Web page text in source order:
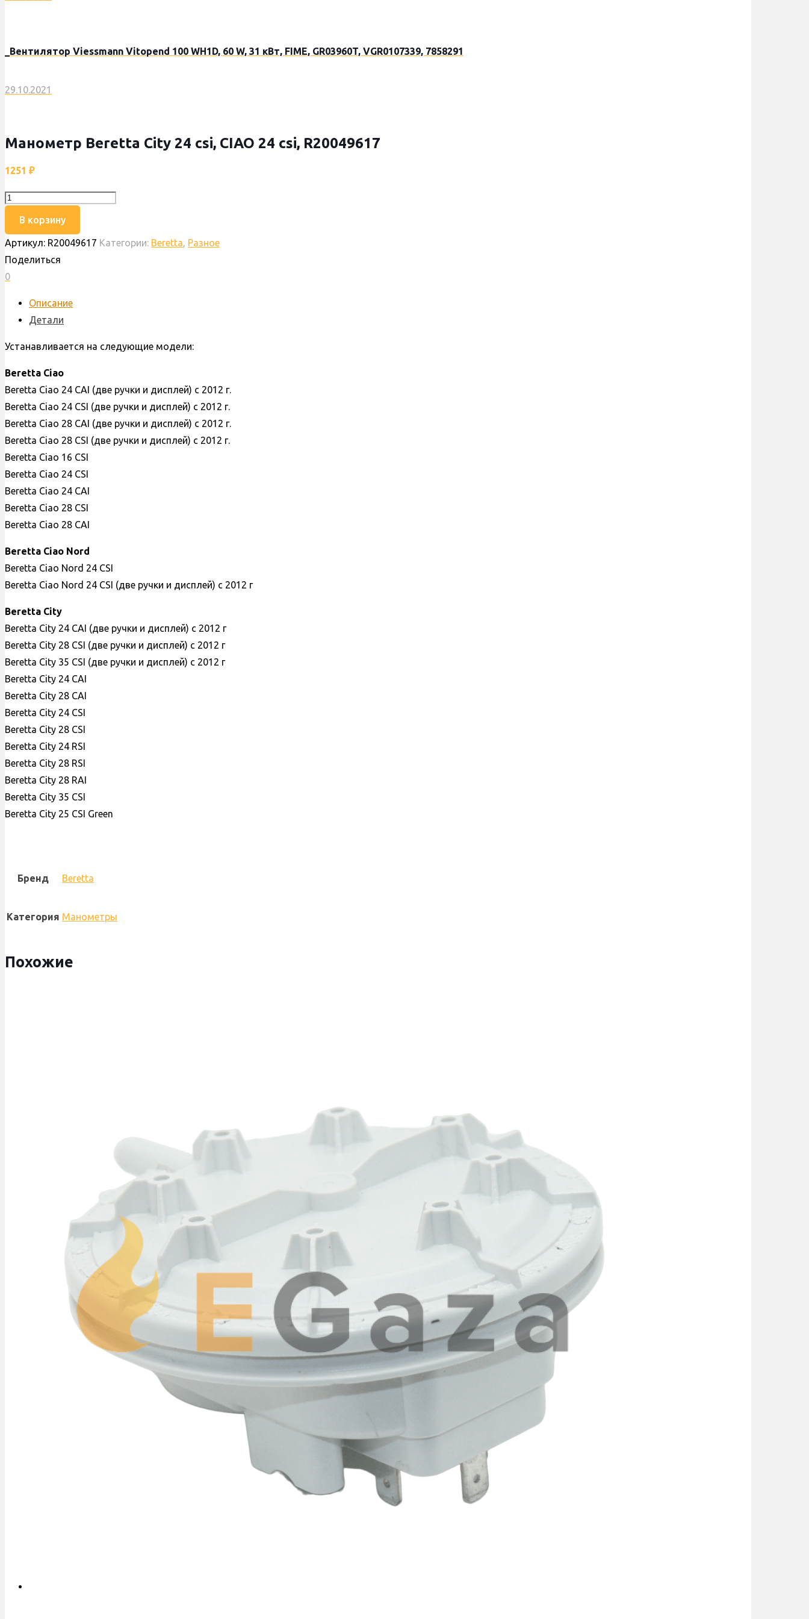
_Вентилятор Viessmann Vitopend 100 WH1D, 60 W, 31 кВт, FIME, GR03960T, VGR0107339, 7858291
29.10.2021
Манометр Beretta City 24 csi, CIAO 24 csi, R20049617
1251 ₽
Количество
Манометр
Beretta
City
24
csi,
В корзину
Артикул: R20049617 Категории: Beretta, Разное
Поделиться
0
Описание
Детали
Устанавливается на следующие модели:
Beretta Ciao
Beretta Ciao 24 CAI (две ручки и дисплей) с 2012 г.
Beretta Ciao 24 CSI (две ручки и дисплей) с 2012 г.
Beretta Ciao 28 CAI (две ручки и дисплей) с 2012 г.
Beretta Ciao 28 CSI (две ручки и дисплей) с 2012 г.
Beretta Ciao 16 CSI
Beretta Ciao 24 CSI
Beretta Ciao 24 CAI
Beretta Ciao 28 CSI
Beretta Ciao 28 CAI
Beretta Ciao Nord
Beretta Ciao Nord 24 CSI
Beretta Ciao Nord 24 CSI (две ручки и дисплей) с 2012 г
Beretta City
Beretta City 24 CAI (две ручки и дисплей) с 2012 г
Beretta City 28 CSI (две ручки и дисплей) с 2012 г
Beretta City 35 CSI (две ручки и дисплей) с 2012 г
Beretta City 24 CAI
Beretta City 28 CAI
Beretta City 24 CSI
Beretta City 28 CSI
Beretta City 24 RSI
Beretta City 28 RSI
Beretta City 28 RAI
Beretta City 35 CSI
Beretta City 25 CSI Green
Бренд Beretta
Категория Манометры
Похожие